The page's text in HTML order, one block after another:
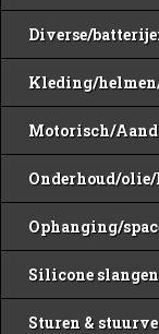
Diverse/
Kleding/
Motorisch/
Onderhoud/
Ophanging/
Silicone slangen
Sturen &